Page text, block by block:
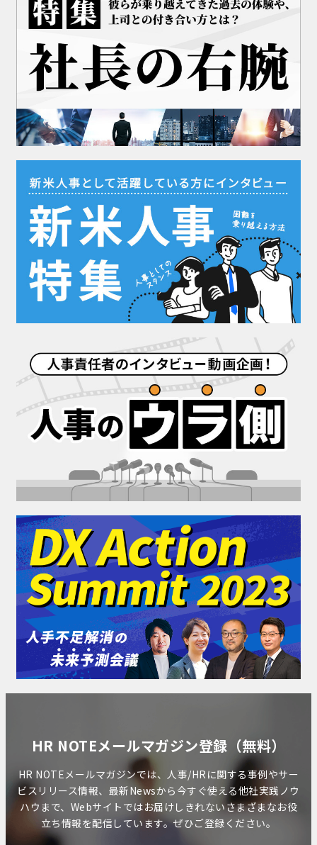
HR NOTEメールマガジン登録（無料）
HR NOTEメールマガジンでは、人事/HRに関する事例やサー
ビスリリース情報、最新Newsから今すぐ使える他社実践ノウ
ハウまで、Webサイトではお届けしきれないさまざまなお役
立ち情報を配信しています。ぜひご登録ください。